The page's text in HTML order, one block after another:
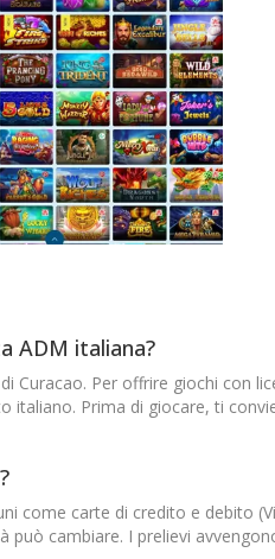
ADM italiana?
Curacao. Per offrire giochi con
Prima di giocare, ti
come carte di credito e debito
cambiare. I prelievi